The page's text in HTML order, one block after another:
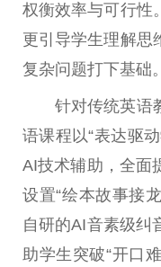
权衡效率与可行性
更引导学生理解思
复杂问题打下基础。
针对传统英语
语课程以“表达驱
AI技术辅助，全面
设置“绘本故事接
自研的AI音素级纠
助学生突破“开口